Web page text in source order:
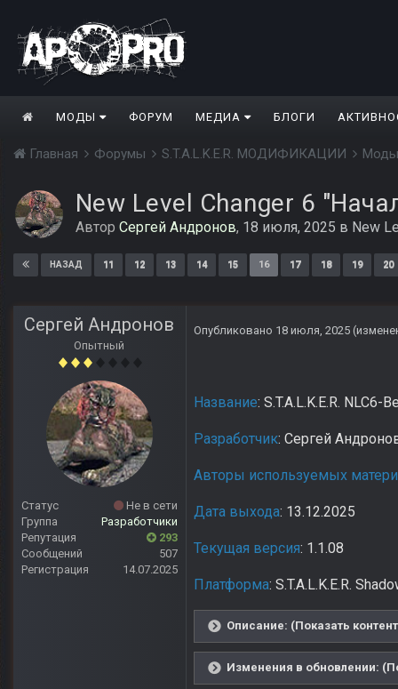
МОДЫ ФОРУМ МЕДИА БЛОГИ
Главная Форумы S.T.A.L.K.E.R. МОДИФИКАЦИИ
New Level Changer 6
Автор Сергей Андронов, 18 июля, 2025 в New
НАЗАД 11 12 13 14 15 16 17 18 19 20
Сергей Андронов
Опытный
Статус
Не в сети
Группа
Разработчики
Репутация
293
Сообщений
507
Регистрация
14.07.2025
Опубликовано 18 июля, 2025
Название: S.T.A.L.K.E.R. NLC6-
Разработчик: Сергей
Авторы используемых
Дата выхода: 13.12.2025
Текущая версия: 1.1.08
Платформа: S.T.A.L.K.E.R.
Описание: (Показать
Изменения в обновлении: